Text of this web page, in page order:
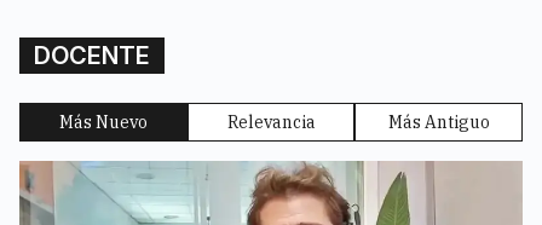
DOCENTE
Más Nuevo Relevancia Más Antiguo